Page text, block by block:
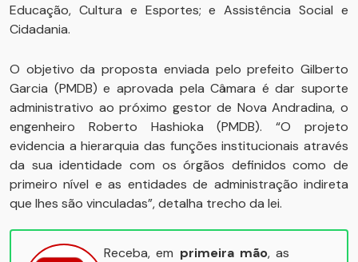
Educação, Cultura e Esportes; e Assistência Social e
Cidadania.
O objetivo da proposta enviada pelo prefeito Gilberto
Garcia (PMDB) e aprovada pela Câmara é dar suporte
administrativo ao próximo gestor de Nova Andradina, o
engenheiro Roberto Hashioka (PMDB). “O projeto
evidencia a hierarquia das funções institucionais através
da sua identidade com os órgãos definidos como de
primeiro nível e as entidades de administração indireta
que lhes são vinculadas”, detalha trecho da lei.
Receba, em primeira mão, as